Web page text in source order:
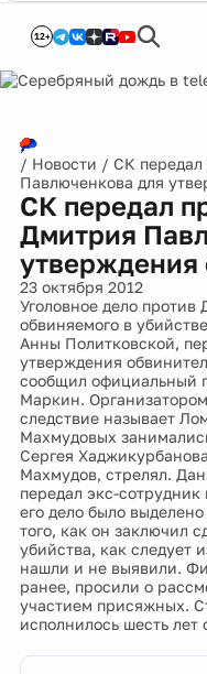
12+
/ Новости / СК передал
Павлюченкова для
СК передал
Дмитрия
утверждения
23 октября 2012
Уголовное дело
обвиняемого в
Анны Политковской,
утверждения
сообщил официальный
Маркин.
следствие называет
Махмудовых
Сергея
Махмудов, стрелял.
передал экс-
его дело было
того, как он заключил
убийства, как следует
нашли и не выявили.
ранее, просили о
участием присяжных.
исполнилось шесть лет